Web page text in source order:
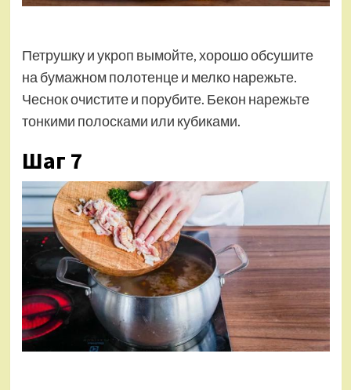
Петрушку и укроп вымойте, хорошо обсушите
на бумажном полотенце и мелко нарежьте.
Чеснок очистите и порубите. Бекон нарежьте
тонкими полосками или кубиками.
Шаг 7